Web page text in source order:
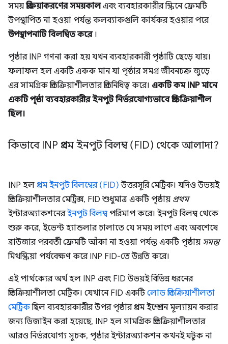
সময়প্রক্রিয়াকরণের সময়কালএবং ব্যবহারকারীর স্ক্রিনে ফ্রেমটি
উপস্থাপিত না হওয়া পর্যন্ত কলব্যাকগুলি কার্যকর হওয়ার পরে
উপস্থাপনাটি বিলম্বিত করে।
পৃষ্ঠার INP গণনা করা হয় যখন ব্যবহারকারী পৃষ্ঠাটি ছেড়ে যায়।
ফলাফল হল একটি একক মান যা পৃষ্ঠার সমগ্র জীবনচক্র জুড়ে
এর সামগ্রিক প্রতিক্রিয়াশীলতার প্রতিনিধিত্ব করে। একটি কম INP মানে
একটি পৃষ্ঠা ব্যবহারকারীর ইনপুট নির্ভরযোগ্যভাবে প্রতিক্রিয়াশীল
ছিল।
কিভাবে INP প্রথম ইনপুট বিলম্ব (FID) থেকে আলাদা?
INP হল প্রথম ইনপুট বিলম্বের (FID) উত্তরসূরি মেট্রিক। যদিও উভয়ই
প্রতিক্রিয়াশীলতার মেট্রিক্স, FID শুধুমাত্র একটি পৃষ্ঠায় প্রথম
ইন্টারঅ্যাকশনেরইনপুট বিলম্বপরিমাপ করে। ইনপুট বিলম্ব থেকে
শুরু করে, ইভেন্ট হ্যান্ডলার চালাতে যে সময় লাগে এবং অবশেষে
ব্রাউজার পরবর্তী ফ্রেমটি আঁকা না হওয়া পর্যন্ত একটি পৃষ্ঠায় সমস্ত
মিথস্ক্রিয়া পর্যবেক্ষণ করে INP FID-তে উন্নতি করে।
এই পার্থক্যের অর্থ হল INP এবং FID উভয়ই বিভিন্ন ধরনের
প্রতিক্রিয়াশীলতা মেট্রিক। যেখানে FID একটিলোড প্রতিক্রিয়াশীলতা
মেট্রিকছিল ব্যবহারকারীর উপর পৃষ্ঠার প্রথম ইম্প্রেশন মূল্যায়ন করার
জন্য ডিজাইন করা হয়েছে, INP হল সামগ্রিক প্রতিক্রিয়াশীলতার
আরও নির্ভরযোগ্য সূচক, পৃষ্ঠার ইন্টারঅ্যাকশন কখনই ঘটুক না